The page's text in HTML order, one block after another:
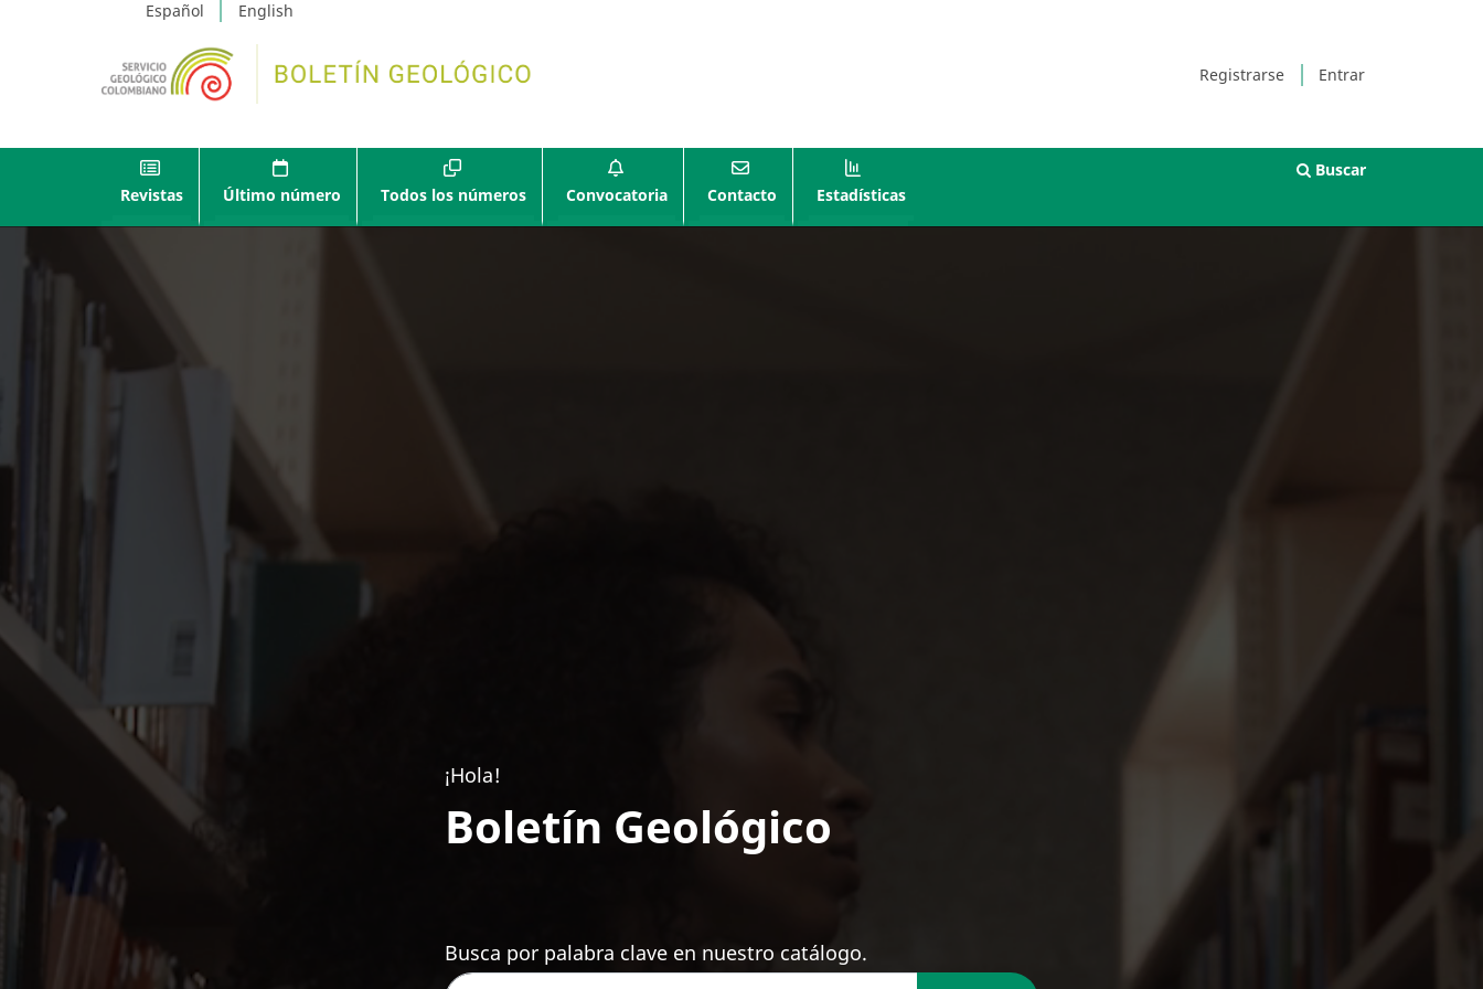
Español English
Registrarse Entrar
Revistas Último número Todos los números Convocatoria Contacto Estadísticas
Buscar
¡Hola!
Boletín Geológico
Busca por palabra clave en nuestro catálogo.